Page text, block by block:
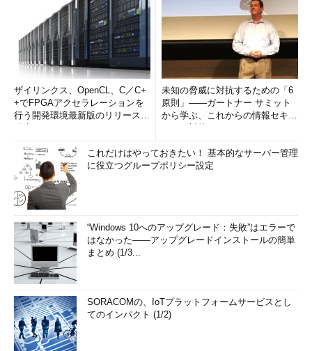
ザイリンクス、OpenCL、C／C+
+でFPGAアクセラレーションを
行う開発環境最新版のリリースを
未知の脅威に対抗するための「6
原則」――ガートナー サミット
から学ぶ、これからの情報セキュ
これだけはやっておきたい！ 基本的なサーバー管理
に役立つグループポリシー設定
“Windows 10へのアップグレード：失敗”はエラーで
はなかった――アップグレードインストールの簡単
まとめ (1/3...
SORACOMの、IoTプラットフォームサービスとし
てのインパクト (1/2)